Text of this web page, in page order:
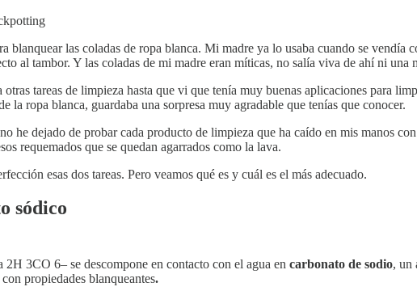
blanquear las coladas de ropa blanca. Mi madre ya lo usaba cuando se vendía
al tambor. Y las coladas de mi madre eran míticas, no salía viva de ahí ni una
tareas de limpieza hasta que vi que tenía muy buenas aplicaciones para
la ropa blanca, guardaba una sorpresa muy agradable que tenías que conocer.
he dejado de probar cada producto de limpieza que ha caído en mis manos
requemados que se quedan agarrados como la lava.
esas dos tareas. Pero veamos qué es y cuál es el más adecuado.
sódico
3CO 6– se descompone en contacto con el agua en carbonato de sodio, un
con propiedades blanqueantes.